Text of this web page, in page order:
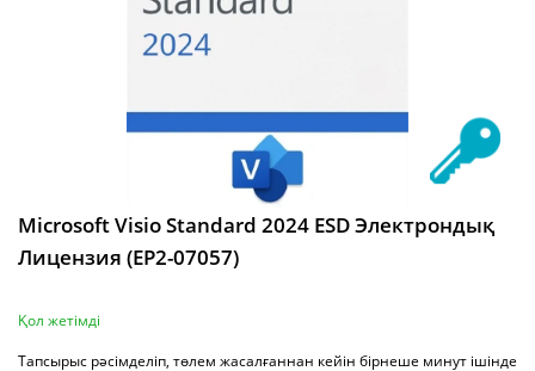
Microsoft Visio Standard 2024 ESD Электрондық
Лицензия (EP2-07057)
Қол жетімді
Тапсырыс рәсімделіп, төлем жасалғаннан кейін бірнеше минут ішінде